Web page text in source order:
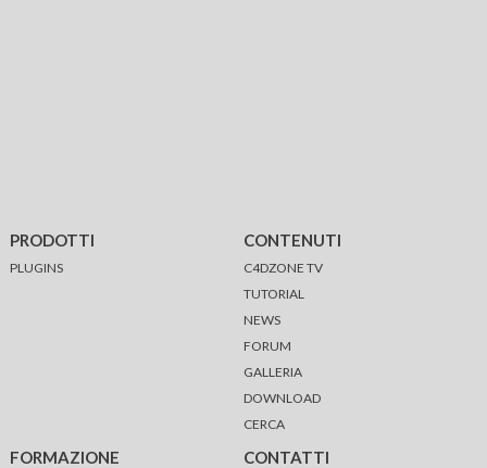
PRODOTTI
PLUGINS
CONTENUTI
C4DZONE TV
TUTORIAL
NEWS
FORUM
GALLERIA
DOWNLOAD
CERCA
FORMAZIONE CONTATTI